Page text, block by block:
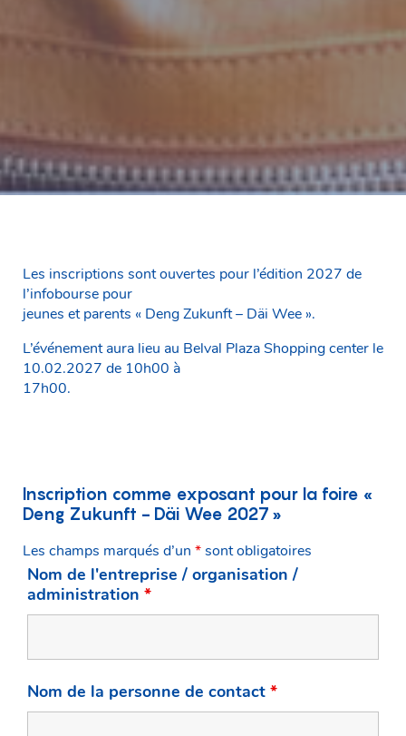
Les inscriptions sont ouvertes pour l’édition 2027 de
l’infobourse pour
jeunes et parents « Deng Zukunft – Däi Wee ».
L’événement aura lieu au Belval Plaza Shopping center le
10.02.2027 de 10h00 à
17h00.
Inscription comme exposant pour la foire «
Deng Zukunft - Däi Wee 2027 »
Les champs marqués d’un *sont obligatoires
Nom de l'entreprise / organisation /
administration *
Nom de la personne de contact *